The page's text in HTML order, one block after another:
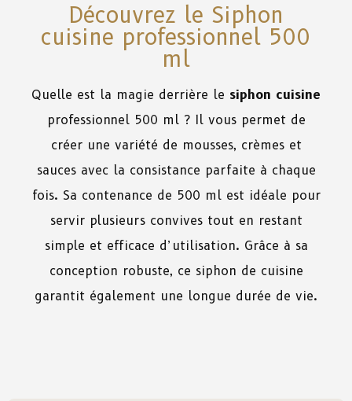
Découvrez le Siphon
cuisine professionnel 500
ml
Quelle est la magie derrière le siphon cuisine
professionnel 500 ml ? Il vous permet de
créerune variété de mousses, crèmes et
sauces avec la consistance parfaite à chaque
fois. Sa contenance de 500 ml est idéale pour
servir plusieursconvives tout en restant
simple et efficace d’utilisation. Grâce à sa
conception robuste, ce siphon de cuisine
garantit également une longue durée de vie.